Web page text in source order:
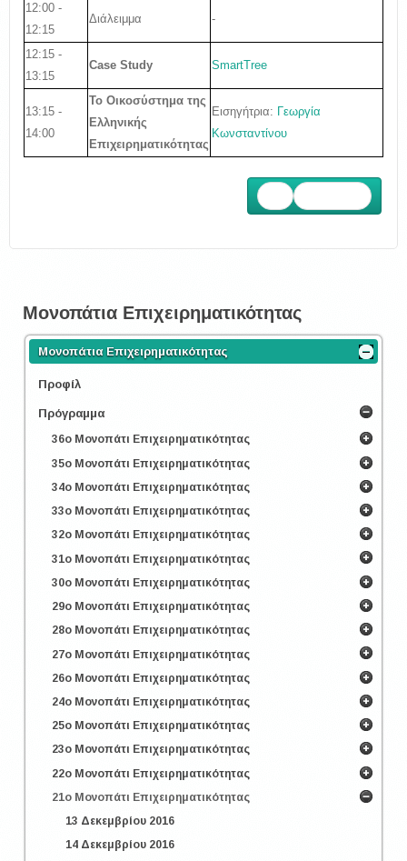
12:00 -
12:15
Διάλειμμα -
12:15 -
13:15
Case Study SmartTree
13:15 -
14:00
Το Οικοσύστημα της
Ελληνικής
Επιχειρηματικότητας
Εισηγήτρια: Γεωργία
Κωνσταντίνου
Μονοπάτια Επιχειρηματικότητας
Μονοπάτια Επιχειρηματικότητας
Προφίλ
Πρόγραμμα
36ο Μονοπάτι Επιχειρηματικότητας
35ο Μονοπάτι Επιχειρηματικότητας
34ο Μονοπάτι Επιχειρηματικότητας
33ο Μονοπάτι Επιχειρηματικότητας
32ο Μονοπάτι Επιχειρηματικότητας
31ο Μονοπάτι Επιχειρηματικότητας
30ο Μονοπάτι Επιχειρηματικότητας
29ο Μονοπάτι Επιχειρηματικότητας
28ο Μονοπάτι Επιχειρηματικότητας
27ο Μονοπάτι Επιχειρηματικότητας
26ο Μονοπάτι Επιχειρηματικότητας
24ο Μονοπάτι Επιχειρηματικότητας
25ο Μονοπάτι Επιχειρηματικότητας
23ο Μονοπάτι Επιχειρηματικότητας
22ο Μονοπάτι Επιχειρηματικότητας
21ο Μονοπάτι Επιχειρηματικότητας
13 Δεκεμβρίου 2016
14 Δεκεμβρίου 2016